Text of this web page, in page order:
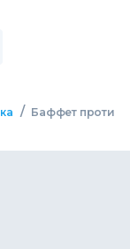
/ Баффет проти